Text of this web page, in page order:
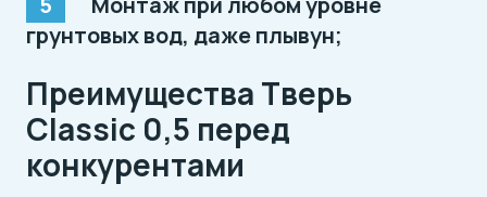
грунтовых вод, даже плывун;
Преимущества Тверь
Classic 0,5 перед
конкурентами